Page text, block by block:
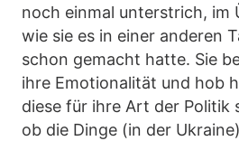
noch einmal unterstrich, im
wie sie es in einer anderen
schon gemacht hatte. Sie
ihre Emotionalität und hob
diese für ihre Art der Politik
ob die Dinge (in der